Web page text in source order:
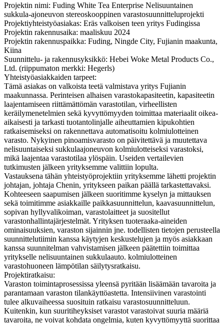
Projektin nimi: Fuding White Tea Enterprise Nelisuuntainen
sukkula-ajoneuvon stereoskooppinen varastosuunnitteluprojekti
Projektiyhteistyöasiakas: Eräs valkoisen teen yritys Fudingissa
Projektin rakennusaika: maaliskuu 2024
Projektin rakennuspaikka: Fuding, Ningde City, Fujianin maakunta,
Kiina
Suunnittelu- ja rakennusyksikkö: Hebei Woke Metal Products Co.,
Ltd. (riippumaton merkki: Hegerls)
Yhteistyöasiakkaiden tarpeet:
Tämä asiakas on valkoista teetä valmistava yritys Fujianin
maakunnassa. Perinteisen alhaisen varastokapasiteetin, kapasiteetin
laajentamiseen riittämättömän varastotilan, virheellisten
keräilymenetelmien sekä kyvyttömyyden toimittaa materiaalit oikea-
aikaisesti ja tarkasti tuotantolinjalle aiheuttamien kipukohtien
ratkaisemiseksi on rakennettava automatisoitu kolmiulotteinen
varasto. Nykyinen pinoamisvarasto on päivitettävä ja muutettava
nelisuuntaiseksi sukkulaajoneuvon kolmiulotteiseksi varastoksi,
mikä laajentaa varastotilaa ylöspäin. Useiden vertailevien
tutkimusten jälkeen yrityksemme valittiin lopulta.
Vastauksena tähän yhteistyöprojektiin yrityksemme lähetti projektin
johtajan, johtaja Chenin, yritykseen paikan päällä tarkastettavaksi.
Kohteeseen saapumisen jälkeen suoritimme kyselyn ja mittauksen
sekä toimitimme asiakkaille paikkasuunnittelun, kaavasuunnittelun,
sopivan hyllyvalikoiman, varastolaitteet ja suositellut
varastonhallintajärjestelmät. Yrityksen tuoteraaka-aineiden
ominaisuuksien, varaston sijainnin jne. todellisten tietojen perusteella
suunnittelutiimin kanssa käytyjen keskustelujen ja myös asiakkaan
kanssa suunnitelman vahvistamisen jälkeen päätettiin toimittaa
yritykselle nelisuuntainen sukkulaauto. kolmiulotteinen
varastohuoneen lämpötilan säilytysratkaisu.
Projektiratkaisu:
Varaston toimintaprosessissa yleensä pyritään lisäämään tavaroita ja
parantamaan varaston tilankäyttöastetta. Intensiivinen varastointi
tulee alkuvaiheessa suosituin ratkaisu varastosuunnitteluun.
Kuitenkin, kun suuritiheyksiset varastot varastoivat suuria määriä
tavaroita, ne voivat kohdata ongelmia, kuten kyvyttömyyttä suorittaa